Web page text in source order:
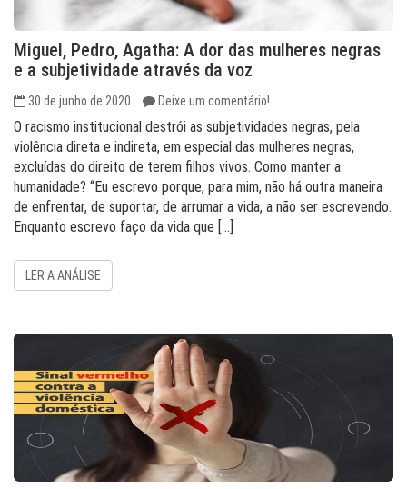
Miguel, Pedro, Agatha: A dor das mulheres negras
e a subjetividade através da voz
30 de junho de 2020 Deixe um comentário!
O racismo institucional destrói as subjetividades negras, pela
violência direta e indireta, em especial das mulheres negras,
excluídas do direito de terem filhos vivos. Como manter a
humanidade? “Eu escrevo porque, para mim, não há outra maneira
de enfrentar, de suportar, de arrumar a vida, a não ser escrevendo.
Enquanto escrevo faço da vida que […]
LER A ANÁLISE